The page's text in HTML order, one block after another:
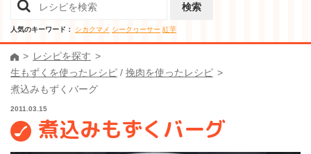
検索
人気のキーワード： シカクマメ シークヮーサー 紅芋
レシピを探す
生もずくを使ったレシピ / 挽肉を使ったレシピ
煮込みもずくバーグ
2011.03.15
煮込みもずくバーグ